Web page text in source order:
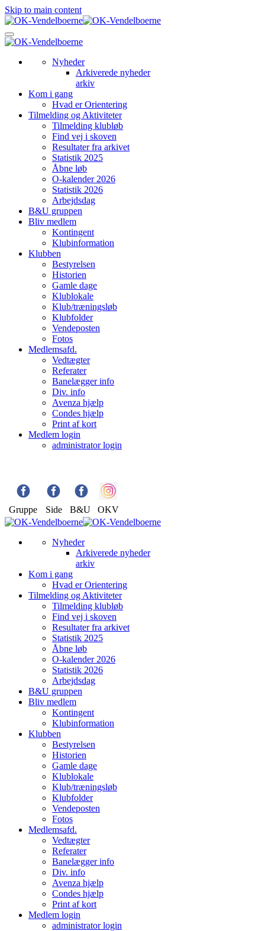
Skip to main content
Nyheder
Arkiverede nyheder
arkiv
Kom i gang
Hvad er Orientering
Tilmelding og Aktiviteter
Tilmelding klubløb
Find vej i skoven
Resultater fra arkivet
Statistik 2025
Åbne løb
O-kalender 2026
Statistik 2026
Arbejdsdag
B&U gruppen
Bliv medlem
Kontingent
Klubinformation
Klubben
Bestyrelsen
Historien
Gamle dage
Klublokale
Klub/træningsløb
Klubfolder
Vendeposten
Fotos
Medlemsafd.
Vedtægter
Referater
Banelægger info
Div. info
Avenza hjælp
Condes hjælp
Print af kort
Medlem login
administrator login
Gruppe Side B&U OKV
Nyheder
Arkiverede nyheder
arkiv
Kom i gang
Hvad er Orientering
Tilmelding og Aktiviteter
Tilmelding klubløb
Find vej i skoven
Resultater fra arkivet
Statistik 2025
Åbne løb
O-kalender 2026
Statistik 2026
Arbejdsdag
B&U gruppen
Bliv medlem
Kontingent
Klubinformation
Klubben
Bestyrelsen
Historien
Gamle dage
Klublokale
Klub/træningsløb
Klubfolder
Vendeposten
Fotos
Medlemsafd.
Vedtægter
Referater
Banelægger info
Div. info
Avenza hjælp
Condes hjælp
Print af kort
Medlem login
administrator login